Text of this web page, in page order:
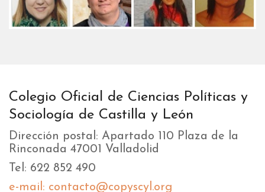
Colegio Oficial de Ciencias Políticas y
Sociología de Castilla y León
Dirección postal: Apartado 110 Plaza de la
Rinconada 47001 Valladolid
Tel: 622 852 490
e-mail: contacto@copyscyl.org